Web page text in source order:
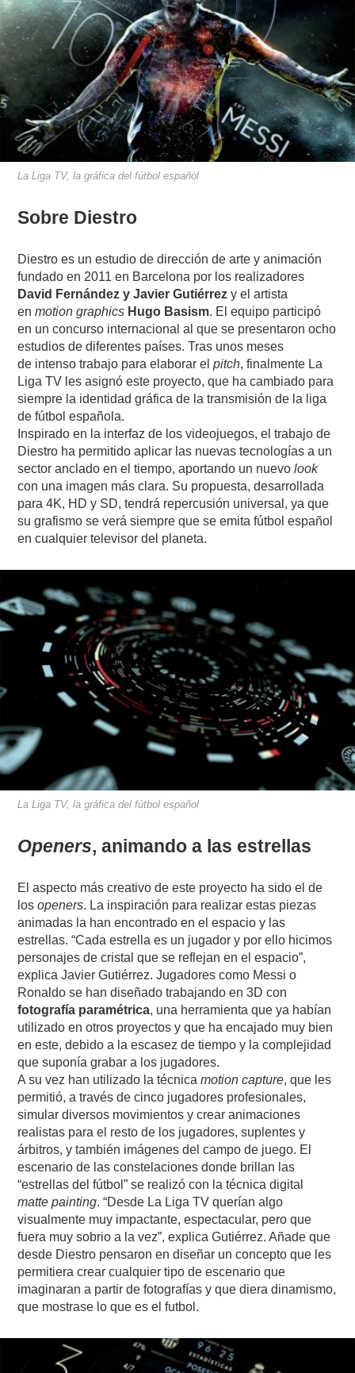
La Liga TV, la gráfica del fútbol español
Sobre Diestro
Diestro es un estudio de dirección de arte y animación
fundado en 2011 en Barcelona por los realizadores
David Fernández y Javier Gutiérrez y el artista
enmotion graphics Hugo Basism. El equipo participó
en un concurso internacional al que se presentaron ocho
estudios de diferentes países. Tras unos meses
de intenso trabajo para elaborar elpitch, finalmente La
Liga TV les asignó este proyecto, que ha cambiado para
siempre la identidad gráfica de la transmisión de la liga
de fútbol española.
Inspirado en la interfaz de los videojuegos, el trabajo de
Diestro ha permitido aplicar las nuevas tecnologías a un
sector anclado en el tiempo, aportando un nuevolook
con una imagen más clara. Su propuesta, desarrollada
para 4K, HD y SD, tendrá repercusión universal, ya que
su grafismo se verá siempre que se emita fútbol español
en cualquier televisor del planeta.
La Liga TV, la gráfica del fútbol español
Openers, animando a las estrellas
El aspecto más creativo de este proyecto ha sido el de
losopeners. La inspiración para realizar estas piezas
animadas la han encontrado en el espacio y las
estrellas. “Cada estrella es un jugador y por ello hicimos
personajes de cristal que se reflejan en el espacio”,
explica Javier Gutiérrez. Jugadores como Messi o
Ronaldo se han diseñado trabajando en 3D con
fotografía paramétrica, una herramienta que ya habían
utilizado en otros proyectos y que ha encajado muy bien
en este, debido a la escasez de tiempo y la complejidad
que suponía grabar a los jugadores.
A su vez han utilizado la técnicamotion capture, que les
permitió, a través de cinco jugadores profesionales,
simular diversos movimientos y crear animaciones
realistas para el resto de los jugadores, suplentes y
árbitros, y también imágenes del campo de juego. El
escenario de las constelaciones donde brillan las
“estrellas del fútbol” se realizó con la técnica digital
matte painting. “Desde La Liga TV querían algo
visualmente muy impactante, espectacular, pero que
fuera muy sobrio a la vez”, explica Gutiérrez. Añade que
desde Diestro pensaron en diseñar un concepto que les
permitiera crear cualquier tipo de escenario que
imaginaran a partir de fotografías y que diera dinamismo,
que mostrase lo que es el futbol.